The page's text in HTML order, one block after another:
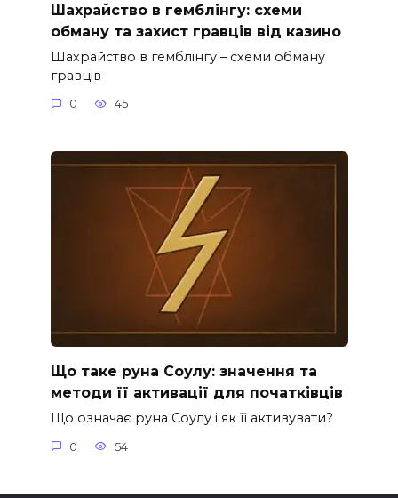
Шахрайство в гемблінгу: схеми
обману та захист гравців від казино
Шахрайство в гемблінгу – схеми обману
гравців
0 45
Що таке руна Соулу: значення та
методи її активації для початківців
Що означає руна Соулу і як її активувати?
0 54